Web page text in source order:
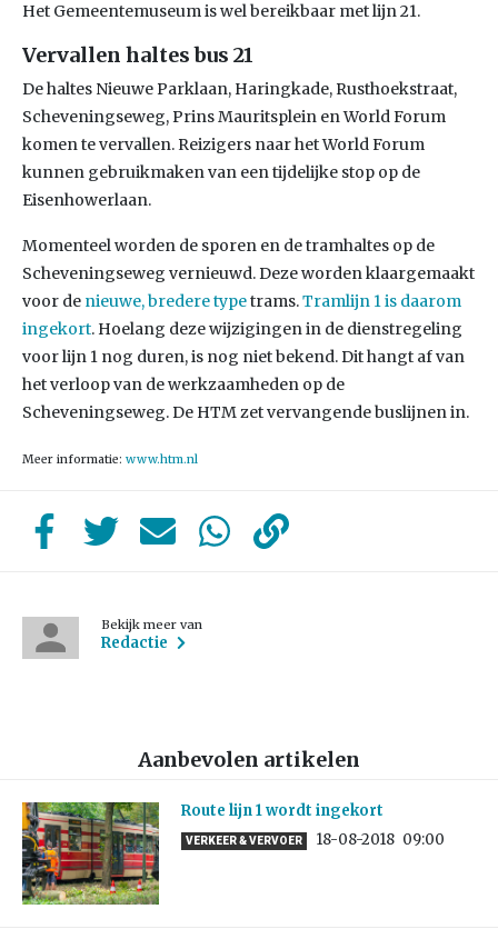
Het Gemeentemuseum is wel bereikbaar met lijn 21.
Vervallen haltes bus 21
De haltes Nieuwe Parklaan, Haringkade, Rusthoekstraat,
Scheveningseweg, Prins Mauritsplein en World Forum
komen te vervallen. Reizigers naar het World Forum
kunnen gebruikmaken van een tijdelijke stop op de
Eisenhowerlaan.
Momenteel worden de sporen en de tramhaltes op de
Scheveningseweg vernieuwd. Deze worden klaargemaakt
voor de nieuwe, bredere typetrams.Tramlijn 1 is daarom
ingekort. Hoelang deze wijzigingen in de dienstregeling
voor lijn 1 nog duren, is nog niet bekend. Dit hangt af van
het verloop van de werkzaamheden op de
Scheveningseweg. De HTM zet vervangende buslijnen in.
Meer informatie: www.htm.nl
Bekijk meer van
Redactie
Aanbevolen artikelen
Route lijn 1 wordt ingekort
VERKEER & VERVOER 18-08-2018 09:00